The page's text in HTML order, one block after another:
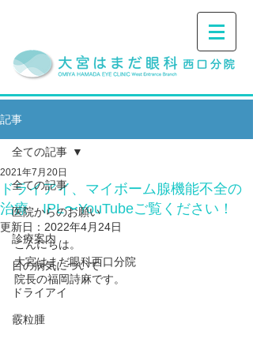
記事
全ての記事
医院からのお願い
診療案内
目の病気について
ドライアイ
霰粒腫
全ての記事
ドライアイ、マイボーム腺機能不全の
治療 IPL〜YouTubeご覧ください！
2021年7月20日
更新日： 2022年4月24日
こんにちは。
大宮はまだ眼科西口分院
院長の福岡詩麻です。